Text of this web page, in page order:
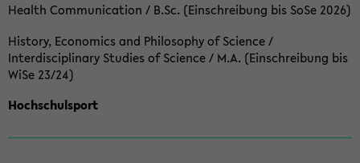
Health Communication / B.Sc. (Einschreibung bis SoSe 2026)
History, Economics and Philosophy of Science /
Interdisciplinary Studies of Science / M.A. (Einschreibung bis
WiSe 23/24)
Hochschulsport